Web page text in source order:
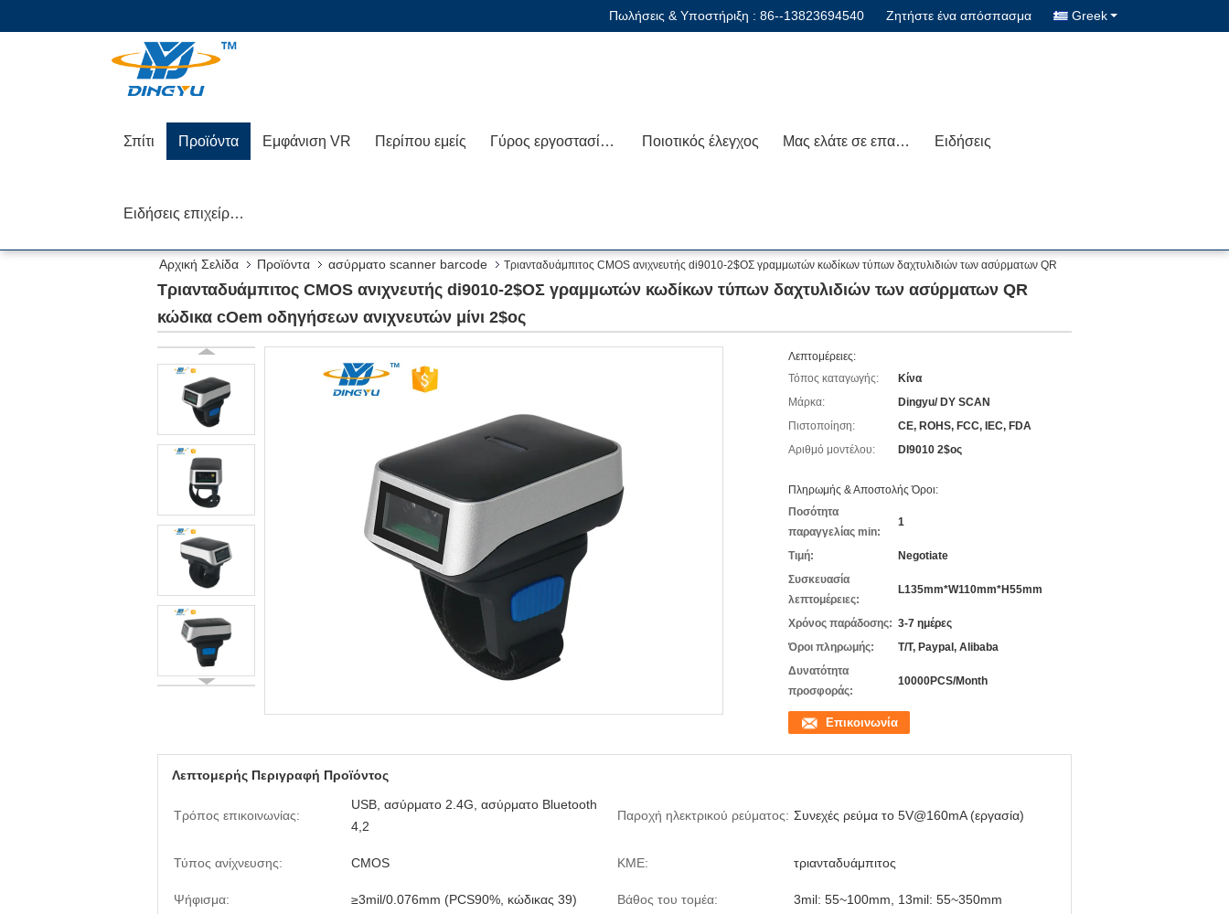
Πωλήσεις & Υποστήριξη : 86--13823694540 Ζητήστε ένα απόσπασμα Greek
Σπίτι Προϊόντα Εμφάνιση VR Περίπου εμείς Γύρος εργοστασίων Ποιοτικός έλεγχος Μας ελάτε σε επαφή με Ειδήσεις
Ειδήσεις επιχείρησης
Αρχική Σελίδα Προϊόντα ασύρματο scanner barcode
Τριανταδυάμπιτος CMOS ανιχνευτής di9010-2$ΟΣ γραμμωτών κωδίκων τύπων δαχτυλιδιών των ασύρματων QR
κώδικα cOem οδηγήσεων ανιχνευτών μίνι 2$ος
Τριανταδυάμπιτος CMOS ανιχνευτής di9010-2$ΟΣ γραμμωτών κωδίκων τύπων δαχτυλιδιών των ασύρματων QR
κώδικα cOem οδηγήσεων ανιχνευτών μίνι 2$ος
Λεπτομέρειες:
Τόπος καταγωγής:
Κίνα
Μάρκα:
Dingyu/ DY SCAN
Πιστοποίηση:
CE, ROHS, FCC, IEC, FDA
Αριθμό μοντέλου:
DI9010 2$ος
Πληρωμής & Αποστολής Όροι:
Ποσότητα
παραγγελίας min:
1
Τιμή:
Negotiate
Συσκευασία
λεπτομέρειες:
L135mm*W110mm*H55mm
Χρόνος παράδοσης: 3-7 ημέρες
Όροι πληρωμής:
T/T, Paypal, Alibaba
Δυνατότητα
προσφοράς:
10000PCS/Month
Επικοινωνία
Λεπτομερής Περιγραφή Προϊόντος
Τρόπος επικοινωνίας:
USB, ασύρματο 2.4G, ασύρματο Bluetooth
4,2
Παροχή ηλεκτρικού ρεύματος: Συνεχές ρεύμα το 5V@160mA (εργασία)
Τύπος ανίχνευσης: CMOS ΚΜΕ: τριανταδυάμπιτος
Ψήφισμα: ≥3mil/0.076mm (PCS90%, κώδικας 39) Βάθος του τομέα: 3mil: 55~100mm, 13mil: 55~350mm